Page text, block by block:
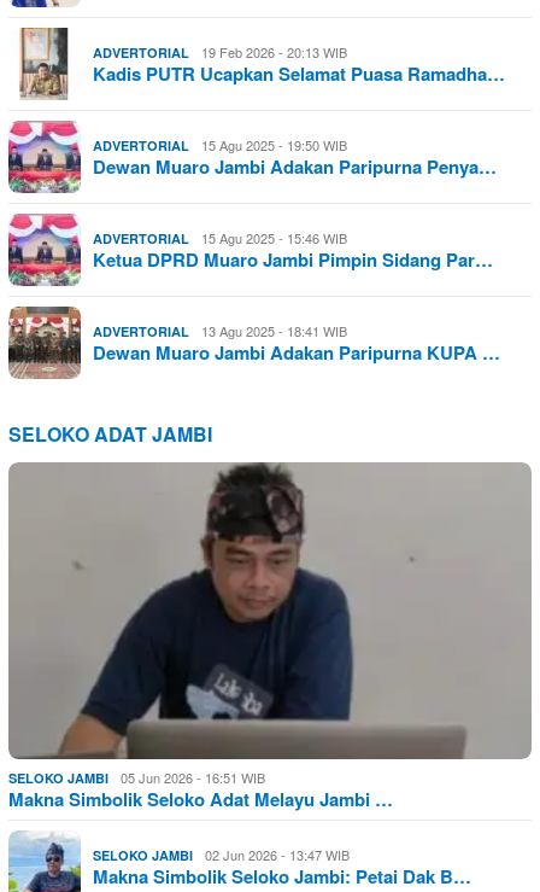
ADVERTORIAL 19 Feb 2026 - 20:13 WIB
Kadis PUTR Ucapkan Selamat Puasa Ramadha…
ADVERTORIAL 15 Agu 2025 - 19:50 WIB
Dewan Muaro Jambi Adakan Paripurna Penya…
ADVERTORIAL 15 Agu 2025 - 15:46 WIB
Ketua DPRD Muaro Jambi Pimpin Sidang Par…
ADVERTORIAL 13 Agu 2025 - 18:41 WIB
Dewan Muaro Jambi Adakan Paripurna KUPA …
SELOKO ADAT JAMBI
SELOKO JAMBI 05 Jun 2026 - 16:51 WIB
Makna Simbolik Seloko Adat Melayu Jambi …
SELOKO JAMBI 02 Jun 2026 - 13:47 WIB
Makna Simbolik Seloko Jambi: Petai Dak B…